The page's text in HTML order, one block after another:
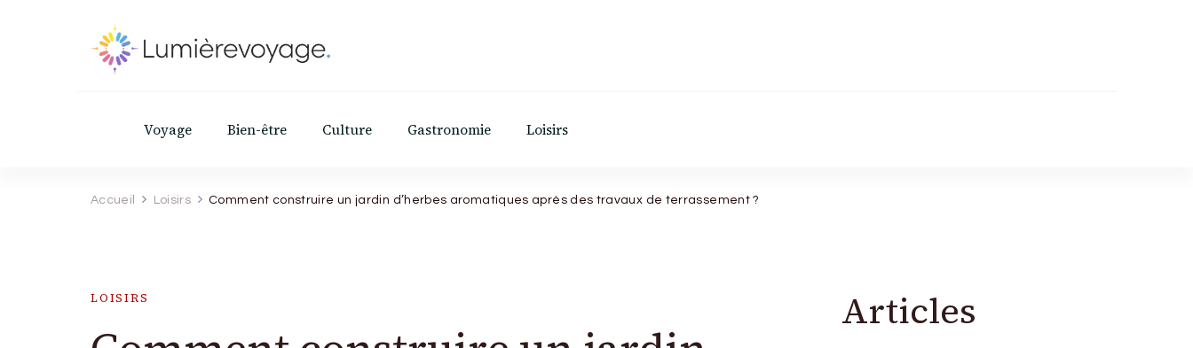
Voyage Bien-être Culture Gastronomie Loisirs
Accueil Loisirs Comment construire un jardin d’herbes aromatiques après des travaux de terrassement ?
LOISIRS
Articles